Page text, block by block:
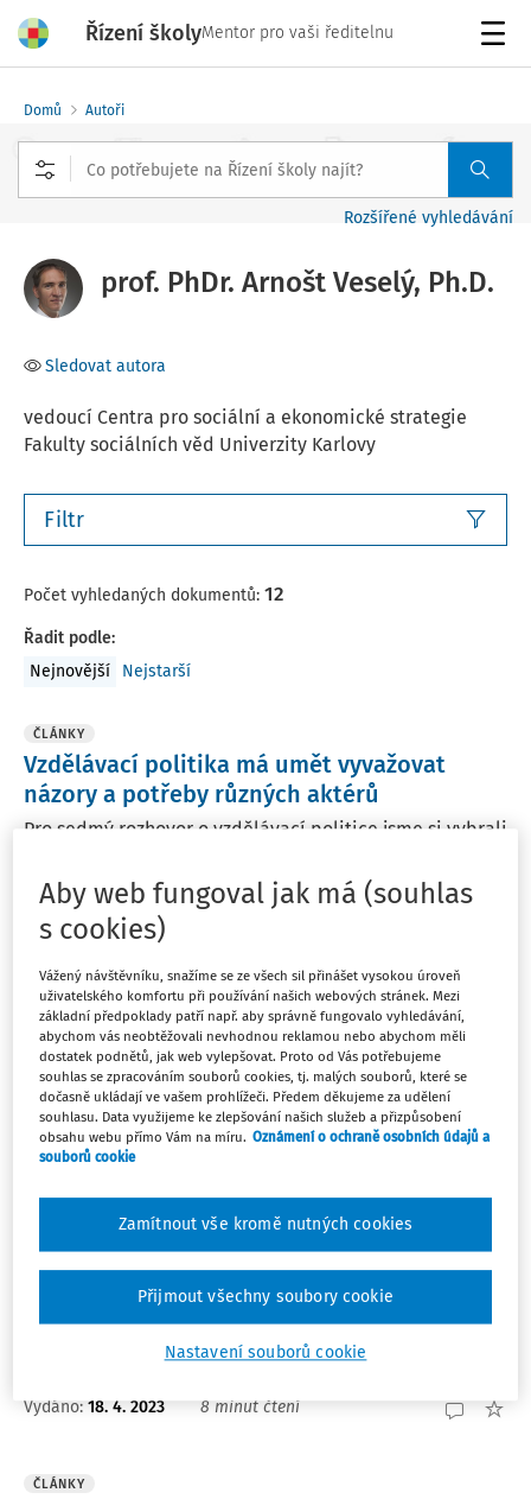
Řízení školyMentor pro vaši ředitelnu
Domů Autoři
Rozšířené vyhledávání
prof. PhDr. Arnošt Veselý, Ph.D.
Sledovat autora
vedoucí Centra pro sociální a ekonomické strategie
Fakulty sociálních věd Univerzity Karlovy
Filtr
Počet vyhledaných dokumentů: 12
Řadit podle:
Nejnovější
Nejstarší
ČLÁNKY
Vzdělávací politika má umět vyvažovat
názory a potřeby různých aktérů
Pro sedmý rozhovor o vzdělávací politice jsme si vybrali
pro vědu a výzkum na Fakultě sociálních věd Univerzity
Karlovy a uznávaným expertem na vzdělávací politiku v
ČR. Ve své výzkumné činnosti se ...
prof. PhDr. Arnošt Veselý Ph.D.
Vydáno:22. 8. 2025 24 minut čtení
ČLÁNKY
Různá pojetí a podoby středního článku ve
vzdělávání
Sousloví „střední článek podpory“ se v poslední době
stalo jedním z nejdiskutovanějších pojmů vzdělávací
mu byla a je věnována velká pozornost. Stále však
nemáme jasno, co to vlastně „střední článek“ ...
prof. PhDr. Arnošt Veselý Ph.D.
Vydáno: 18. 4. 2023 8 minut čtení
ČLÁNKY
Aby web fungoval jak má (souhlas
s cookies)
Vážený návštěvníku, snažíme se ze všech sil přinášet vysokou úroveň
uživatelského komfortu při používání našich webových stránek. Mezi
základní předpoklady patří např. aby správně fungovalo vyhledávání,
abychom vás neobtěžovali nevhodnou reklamou nebo abychom měli
dostatek podnětů, jak web vylepšovat. Proto od Vás potřebujeme
souhlas se zpracováním souborů cookies, tj. malých souborů, které se
dočasně ukládají ve vašem prohlížeči. Předem děkujeme za udělení
souhlasu. Data využijeme ke zlepšování našich služeb a přizpůsobení
obsahu webu přímo Vám na míru. Oznámení o ochraně osobních údajů a
souborů cookie
Nastavení souborů cookie
Zamítnout vše kromě nutných cookies
Přijmout všechny soubory cookie